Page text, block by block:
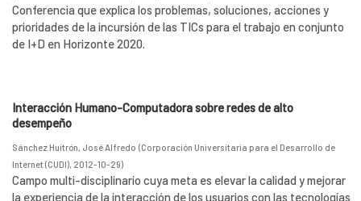
Conferencia que explica los problemas, soluciones, acciones y
prioridades de la incursión de las TICs para el trabajo en conjunto
de I+D en Horizonte 2020.
Interacción Humano-Computadora sobre redes de alto
desempeño
Sánchez Huitrón, José Alfredo (Corporación Universitaria para el Desarrollo de
Internet (CUDI), 2012-10-29)
Campo multi-disciplinario cuya meta es elevar la calidad y mejorar
la experiencia de la interacción de los usuarios con las tecnologías